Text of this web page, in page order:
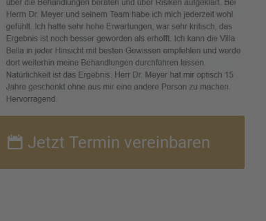
Jetzt Termin verein­ba­ren